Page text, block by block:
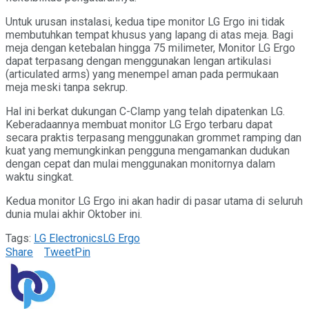
Untuk urusan instalasi, kedua tipe monitor LG Ergo ini tidak
membutuhkan tempat khusus yang lapang di atas meja. Bagi
meja dengan ketebalan hingga 75 milimeter, Monitor LG Ergo
dapat terpasang dengan menggunakan lengan artikulasi
(articulated arms) yang menempel aman pada permukaan
meja meski tanpa sekrup.
Hal ini berkat dukungan C-Clamp yang telah dipatenkan LG.
Keberadaannya membuat monitor LG Ergo terbaru dapat
secara praktis terpasang menggunakan grommet ramping dan
kuat yang memungkinkan pengguna mengamankan dudukan
dengan cepat dan mulai menggunakan monitornya dalam
waktu singkat.
Kedua monitor LG Ergo ini akan hadir di pasar utama di seluruh
dunia mulai akhir Oktober ini.
Tags: LG Electronics LG Ergo
Share
TweetPin